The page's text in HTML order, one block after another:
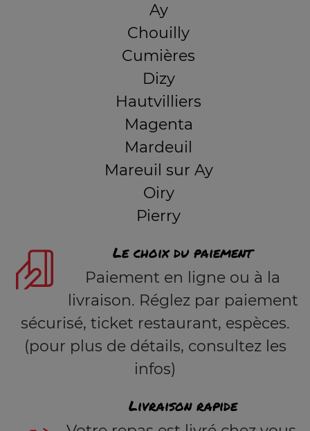
Ay
Chouilly
Cumières
Dizy
Hautvilliers
Magenta
Mardeuil
Mareuil sur Ay
Oiry
Pierry
Le choix du paiement
Paiement en ligne ou à la
livraison. Réglez par paiement
sécurisé, ticket restaurant, espèces.
(pour plus de détails, consultez les
infos)
Livraison rapide